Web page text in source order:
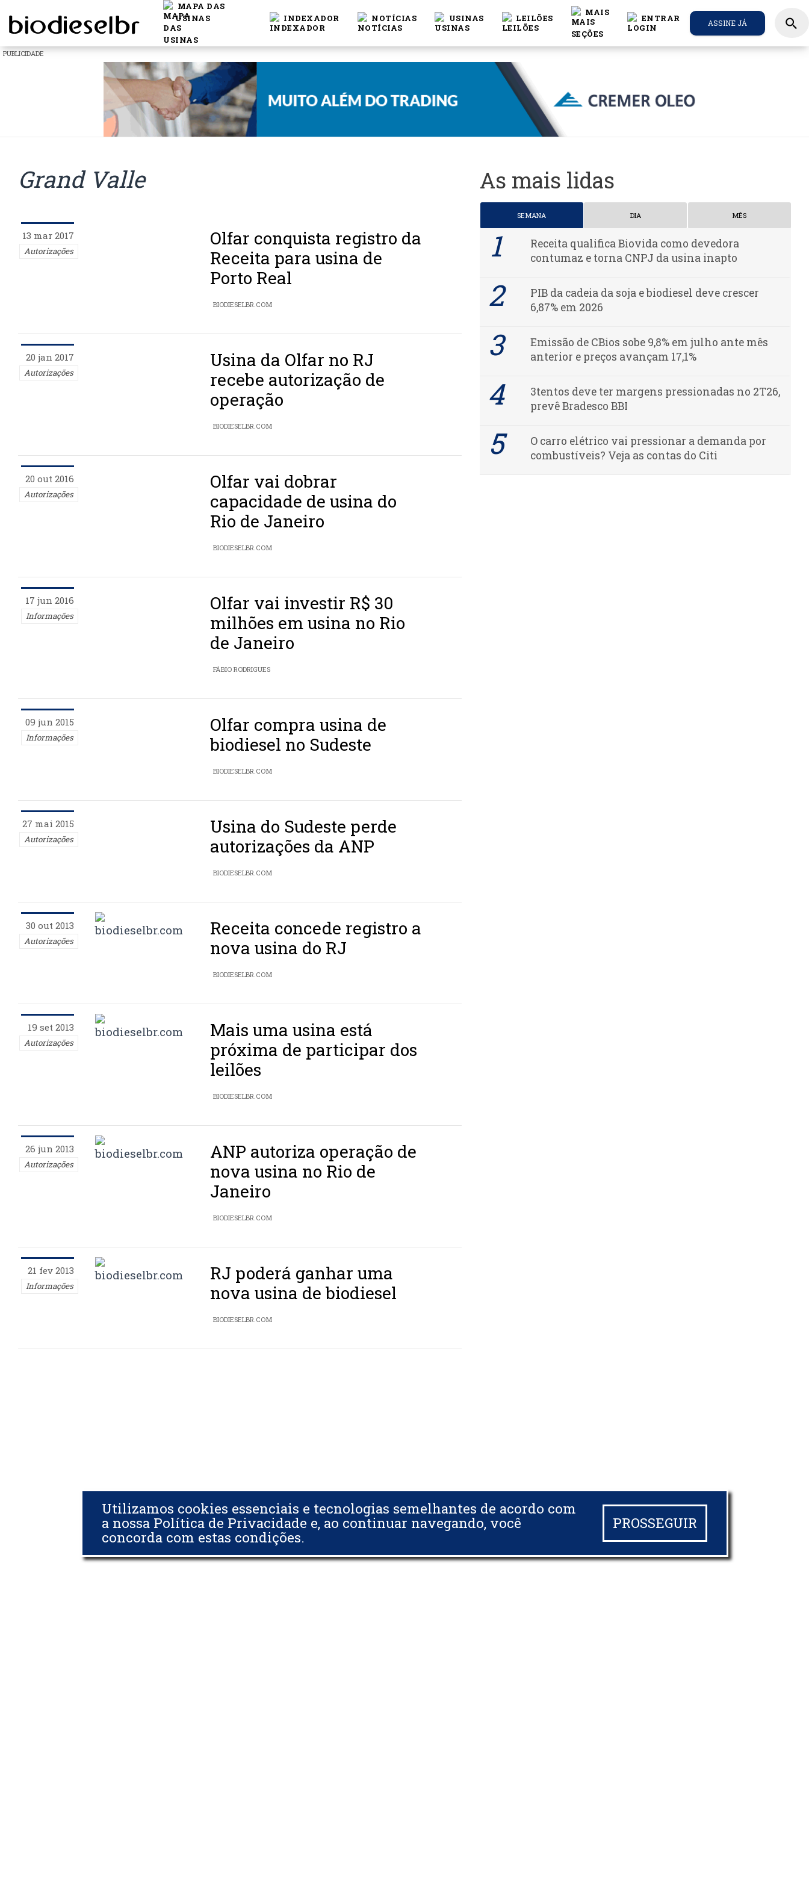
MAPA DAS
USINAS
INDEXADOR NOTÍCIAS USINAS LEILÕES
MAIS
ENTRAR ASSINE JÁ search
PUBLICIDADE
Grand Valle
13 mar 2017
Autorizações
Olfar conquista registro da
Receita para usina de
Porto Real
BIODIESELBR.COM
20 jan 2017
Autorizações
Usina da Olfar no RJ
recebe autorização de
operação
BIODIESELBR.COM
20 out 2016
Autorizações
Olfar vai dobrar
capacidade de usina do
Rio de Janeiro
BIODIESELBR.COM
17 jun 2016
Informações
Olfar vai investir R$ 30
milhões em usina no Rio
de Janeiro
FÁBIO RODRIGUES
09 jun 2015
Informações
Olfar compra usina de
biodiesel no Sudeste
BIODIESELBR.COM
27 mai 2015
Autorizações
Usina do Sudeste perde
autorizações da ANP
BIODIESELBR.COM
30 out 2013
Autorizações
Receita concede registro a
nova usina do RJ
BIODIESELBR.COM
19 set 2013
Autorizações
Mais uma usina está
próxima de participar dos
leilões
BIODIESELBR.COM
26 jun 2013
Autorizações
ANP autoriza operação de
nova usina no Rio de
Janeiro
BIODIESELBR.COM
21 fev 2013
Informações
RJ poderá ganhar uma
nova usina de biodiesel
BIODIESELBR.COM
As mais lidas
SEMANA DIA MÊS
Receita qualifica Biovida como devedora
contumaz e torna CNPJ da usina inapto
PIB da cadeia da soja e biodiesel deve crescer
6,87% em 2026
Emissão de CBios sobe 9,8% em julho ante mês
anterior e preços avançam 17,1%
3tentos deve ter margens pressionadas no 2T26,
prevê Bradesco BBI
O carro elétrico vai pressionar a demanda por
combustíveis? Veja as contas do Citi
Utilizamos cookies essenciais e tecnologias semelhantes de acordo com
a nossa Política de Privacidade e, ao continuar navegando, você
concorda com estas condições.
PROSSEGUIR